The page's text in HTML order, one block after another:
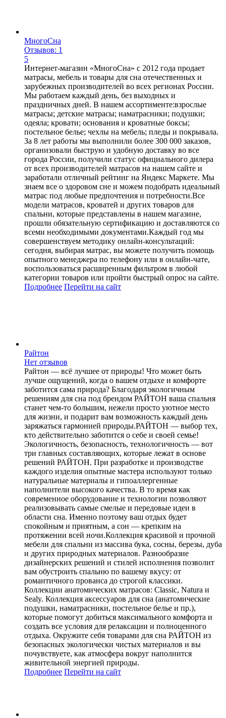
МногоСна
Отзывов: 1
5
Интернет-магазин «МногоСна» с 2012 года продает
матрасы, мебель и товары для сна отечественных и
зарубежных производителей во всех регионах России.
Мы работаем каждый день, без выходных и
праздничных дней. В нашем ассортименте:взрослые
матрасы; детские матрасы; наматрасники; подушки;
одеяла; кровати; основания и кроватные боксы;
постельное белье; чехлы на мебель; пледы и покрывала.
За 8 лет работы мы выполнили более 300 000 заказов,
организовали быструю и удобную доставку во все
города России, получили статус официального дилера
от всех производителей матрасов на нашем сайте и
заработали отличный рейтинг на Яндекс Маркете. Мы
знаем все о здоровом сне и можем подобрать идеальный
матрас под любые предпочтения и потребности.Все
модели матрасов, кроватей и других товаров для
спальни, которые представлены в нашем магазине,
прошли обязательную сертификацию и доставляются со
всеми необходимыми документами.Каждый год мы
совершенствуем методику онлайн-консультаций:
сегодня, выбирая матрас, вы можете получить помощь
опытного менеджера по телефону или в онлайн-чате,
воспользоваться расширенным фильтром в любой
категории товаров или пройти быстрый опрос на сайте.
Подробнее Перейти на сайт
Райтон
Нет отзывов
Райтон — всё лучшее от природы! Что может быть
лучше ощущений, когда о вашем отдыхе и комфорте
заботится сама природа? Благодаря экологичным
решениям для сна под брендом РАЙТОН ваша спальня
станет чем-то большим, нежели просто уютное место
для жизни, и подарит вам возможность каждый день
заряжаться гармонией природы.РАЙТОН — выбор тех,
кто действительно заботится о себе и своей семье!
Экологичность, безопасность, технологичность — вот
три главных составляющих, которые лежат в основе
решений РАЙТОН. При разработке и производстве
каждого изделия опытные мастера используют только
натуральные материалы и гипоаллергенные
наполнители высокого качества. В то время как
современное оборудование и технологии позволяют
реализовывать самые смелые и передовые идеи в
области сна. Именно поэтому ваш отдых будет
спокойным и приятным, а сон — крепким на
протяжении всей ночи.Коллекция красивой и прочной
мебели для спальни из массива бука, сосны, березы, дуба
и других природных материалов. Разнообразие
дизайнерских решений и стилей исполнения позволит
вам обустроить спальню по вашему вкусу: от
романтичного прованса до строгой классики.
Коллекции анатомических матрасов: Classic, Natura и
Sealy. Коллекция аксессуаров для сна (анатомические
подушки, наматрасники, постельное белье и пр.),
которые помогут добиться максимального комфорта и
создать все условия для релаксации и полноценного
отдыха. Окружите себя товарами для сна РАЙТОН из
безопасных экологически чистых материалов и вы
почувствуете, как атмосфера вокруг наполнится
живительной энергией природы.
Подробнее Перейти на сайт